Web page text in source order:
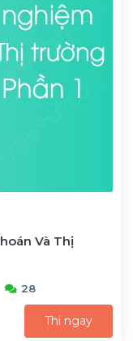
Và Thị
28
Thi ngay